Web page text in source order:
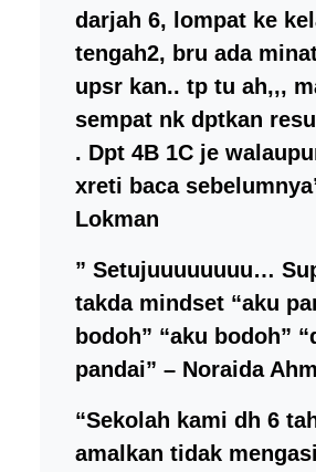
darjah 6, lompat ke
tengah2, bru ada
upsr kan.. tp tu ah,,,
sempat nk dptkan
. Dpt 4B 1C je
xreti baca
Lokman
” Setujuuuuuuuu…
takda mindset “aku
bodoh” “aku bodoh”
pandai” – Noraida
“Sekolah kami dh 6
amalkan tidak